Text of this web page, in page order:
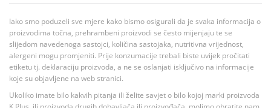
Iako smo poduzeli sve mjere kako bismo osigurali da je svaka informacija o
proizvodima točna, prehrambeni proizvodi se često mijenjaju te se
slijedom navedenoga sastojci, količina sastojaka, nutritivna vrijednost,
alergeni mogu promjeniti. Prije konzumacije trebali biste uvijek pročitati
etiketu tj. deklaraciju proizvoda, a ne se oslanjati isključivo na informacije
koje su objavljene na web stranici.
Ukoliko imate bilo kakvih pitanja ili želite savjet o bilo kojoj marki proizvoda